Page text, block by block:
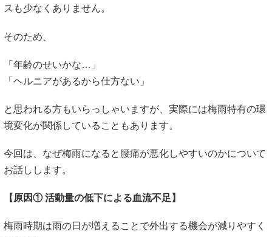
スも少なくありません。
そのため、
「年齢のせいかな…」
「ヘルニアがあるから仕方ない」
と思われる方もいらっしゃいますが、実際には梅雨特有の環
境変化が関係していることもあります。
今回は、なぜ梅雨になると腰痛が悪化しやすいのかについて
お話しします。
【原因① 活動量の低下による血流不足】
梅雨時期は雨の日が増えることで外出する機会が減りやすく